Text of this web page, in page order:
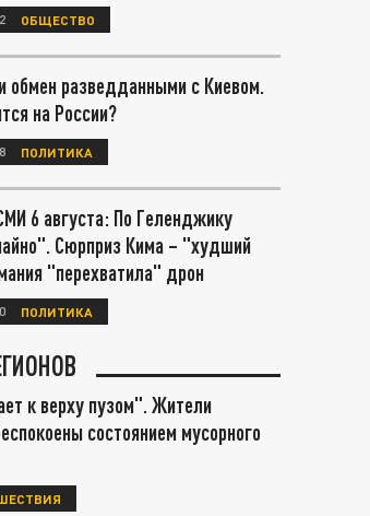
ОБЩЕСТВО
обмен разведданными с Киевом.
на России?
ПОЛИТИКА
6 августа: По Геленджику
Сюрприз Кима – "худший
"перехватила" дрон
ПОЛИТИКА
к верху пузом". Жители
состоянием мусорного